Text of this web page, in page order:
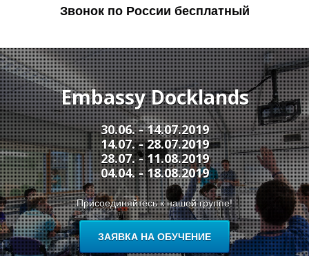
Звонок по России бесплатный
Embassy Docklands
30.06. - 14.07.2019
14.07. - 28.07.2019
28.07. - 11.08.2019
04.04. - 18.08.2019
Присоединяйтесь к нашей группе!
ЗАЯВКА НА ОБУЧЕНИЕ